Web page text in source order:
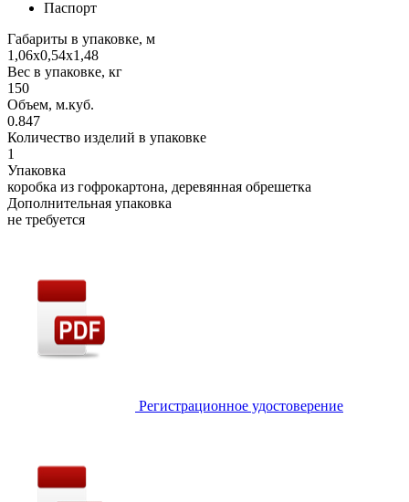
Паспорт
Габариты в упаковке, м
1,06х0,54х1,48
Вес в упаковке, кг
150
Объем, м.куб.
0.847
Количество изделий в упаковке
1
Упаковка
коробка из гофрокартона, деревянная обрешетка
Дополнительная упаковка
не требуется
Регистрационное удостоверение